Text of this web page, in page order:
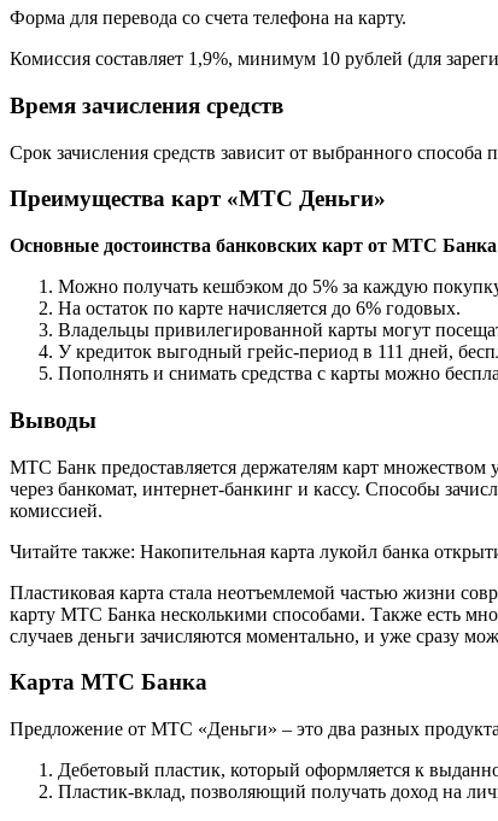
Форма для перевода со счета телефона на карту.
Комиссия составляет 1,9%, минимум 10 рублей (для
Время зачисления средств
Срок зачисления средств зависит от выбранного
Преимущества карт «МТС Деньги»
Основные достоинства банковских карт от МТС
Можно получать кешбэком до 5% за каждую
На остаток по карте начисляется до 6% годовых.
Владельцы привилегированной карты могут
У кредиток выгодный грейс-период в 111 дней,
Пополнять и снимать средства с карты можно
Выводы
МТС Банк предоставляется держателям карт
через банкомат, интернет-банкинг и кассу. Способы
комиссией.
Читайте также: Накопительная карта лукойл банка
Пластиковая карта стала неотъемлемой частью жизни
карту МТС Банка несколькими способами. Также есть
случаев деньги зачисляются моментально, и уже сразу
Карта МТС Банка
Предложение от МТС «Деньги» – это два разных
Дебетовый пластик, который оформляется к
Пластик-вклад, позволяющий получать доход на